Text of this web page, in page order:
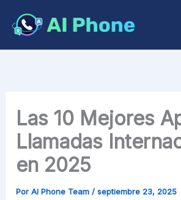
Las 10 Mejores
Llamadas
en 2025
PorAI Phone Team/septiembre 23, 2025